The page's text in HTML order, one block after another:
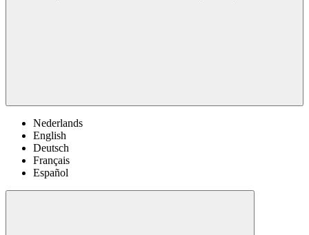
Nederlands
English
Deutsch
Français
Español